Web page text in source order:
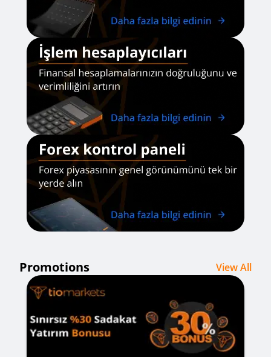
Promotions View All